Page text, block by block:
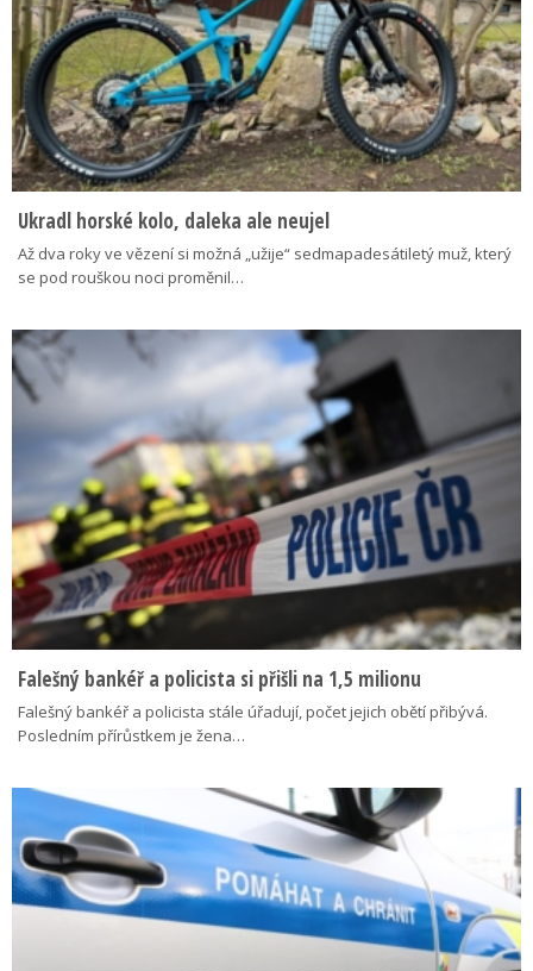
Ukradl horské kolo, daleka ale neujel
Až dva roky ve vězení si možná „užije“ sedmapadesátiletý muž, který
se pod rouškou noci proměnil…
Falešný bankéř a policista si přišli na 1,5 milionu
Falešný bankéř a policista stále úřadují, počet jejich obětí přibývá.
Posledním přírůstkem je žena…